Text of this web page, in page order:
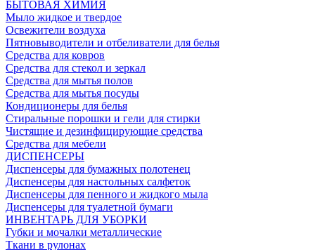
БЫТОВАЯ ХИМИЯ
Мыло жидкое и твердое
Освежители воздуха
Пятновыводители и отбеливатели для белья
Средства для ковров
Средства для стекол и зеркал
Средства для мытья полов
Средства для мытья посуды
Кондиционеры для белья
Стиральные порошки и гели для стирки
Чистящие и дезинфицирующие средства
Средства для мебели
ДИСПЕНСЕРЫ
Диспенсеры для бумажных полотенец
Диспенсеры для настольных салфеток
Диспенсеры для пенного и жидкого мыла
Диспенсеры для туалетной бумаги
ИНВЕНТАРЬ ДЛЯ УБОРКИ
Губки и мочалки металлические
Ткани в рулонах